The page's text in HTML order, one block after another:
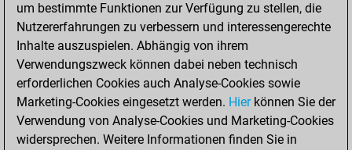
You played 1
blitz games
Play
You scored +1
=0 -0 in blitz
Freitag, Januar 15,
2021
um bestimmte Funktionen zur Verfügung zu stellen, die
Nutzererfahrungen zu verbessern und interessengerechte
Inhalte auszuspielen. Abhängig von ihrem
Verwendungszweck können dabei neben technisch
erforderlichen Cookies auch Analyse-Cookies sowie
Marketing-Cookies eingesetzt werden. Hierkönnen Sie der
Verwendung von Analyse-Cookies und Marketing-Cookies
widersprechen. Weitere Informationen finden Sie in